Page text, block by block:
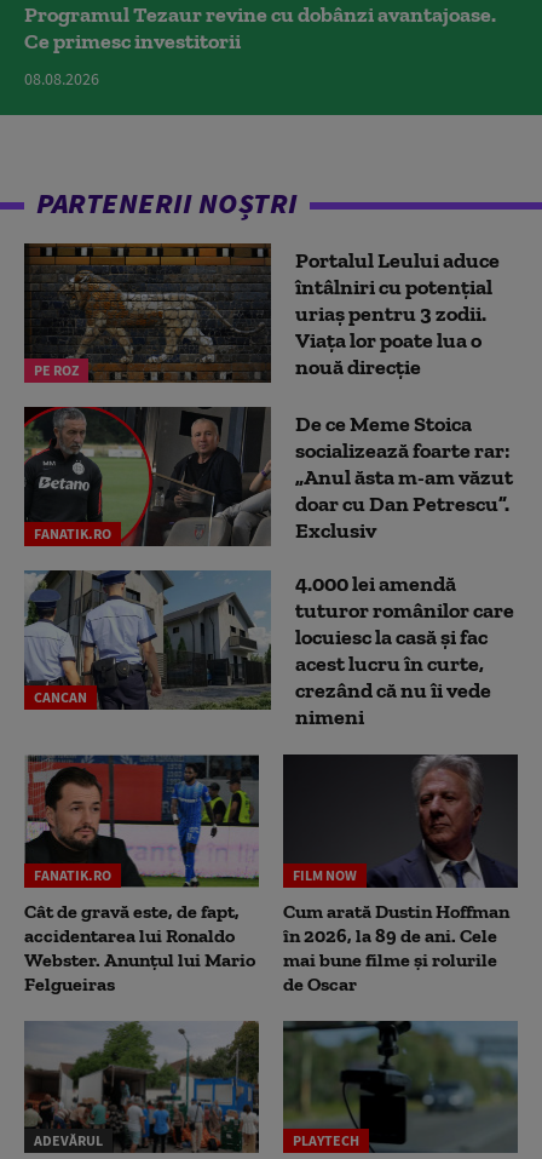
Programul Tezaur revine cu dobânzi avantajoase.
Ce primesc investitorii
08.08.2026
PARTENERII NOȘTRI
PE ROZ
Portalul Leului aduce
întâlniri cu potențial
uriaș pentru 3 zodii.
Viața lor poate lua o
nouă direcție
FANATIK.RO
De ce Meme Stoica
socializează foarte rar:
„Anul ăsta m-am văzut
doar cu Dan Petrescu”.
Exclusiv
CANCAN
4.000 lei amendă
tuturor românilor care
locuiesc la casă și fac
acest lucru în curte,
crezând că nu îi vede
nimeni
FANATIK.RO
Cât de gravă este, de fapt,
accidentarea lui Ronaldo
Webster. Anunțul lui Mario
Felgueiras
FILM NOW
Cum arată Dustin Hoffman
în 2026, la 89 de ani. Cele
mai bune filme și rolurile
de Oscar
ADEVĂRUL PLAYTECH